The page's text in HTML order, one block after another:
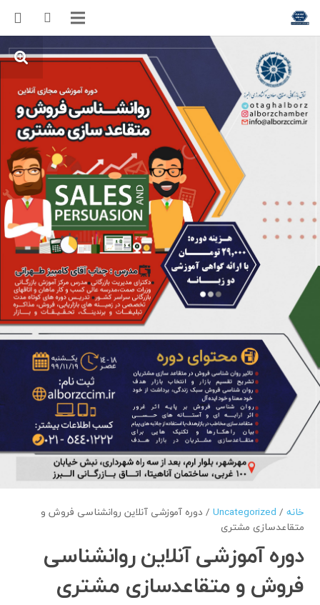
خانه /
Uncategorized / دوره آموزشی آنلاین روانشناسی فروش و
متقاعدسازی مشتری
دوره آموزشی آنلاین روانشناسی
فروش و متقاعدسازی مشتری